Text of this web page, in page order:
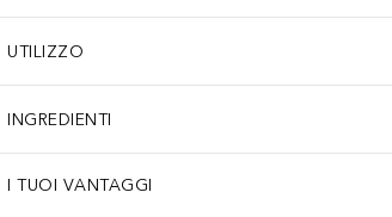
UTILIZZO
INGREDIENTI
I TUOI VANTAGGI